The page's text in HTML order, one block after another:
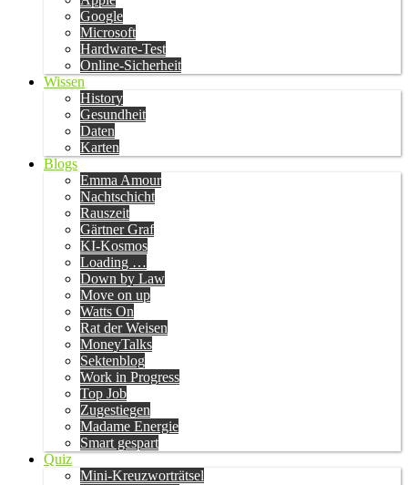
Google
Microsoft
Hardware-Test
Online-Sicherheit
Wissen
History
Gesundheit
Daten
Karten
Blogs
Emma Amour
Nachtschicht
Rauszeit
Gärtner Graf
KI-Kosmos
Loading …
Down by Law
Move on up
Watts On
Rat der Weisen
MoneyTalks
Sektenblog
Work in Progress
Top Job
Zugestiegen
Madame Energie
Smart gespart
Quiz
Mini-Kreuzworträtsel